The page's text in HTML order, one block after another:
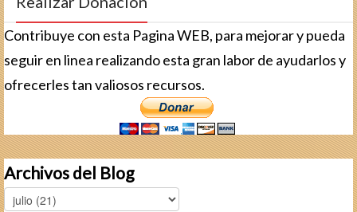
Contribuye con esta Pagina WEB, para mejorar y pueda
seguir en linea realizando esta gran labor de ayudarlos y
ofrecerles tan valiosos recursos.
Archivos del Blog